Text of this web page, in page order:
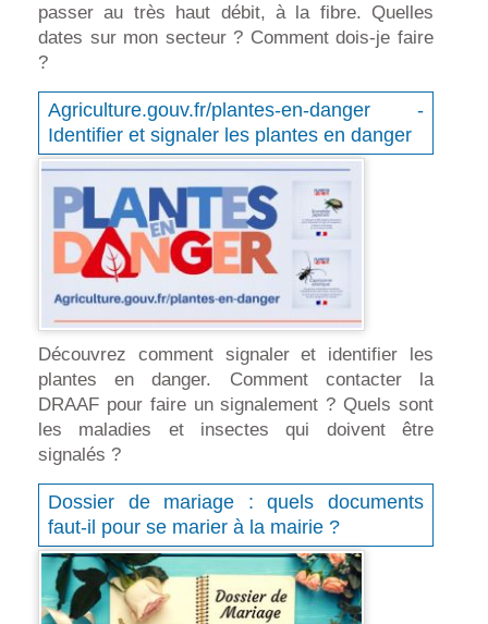
passer au très haut débit, à la fibre. Quelles
dates sur mon secteur ? Comment dois-je faire
?
Agriculture.gouv.fr/plantes-en-danger -
Identifier et signaler les plantes en danger
Découvrez comment signaler et identifier les
plantes en danger. Comment contacter la
DRAAF pour faire un signalement ? Quels sont
les maladies et insectes qui doivent être
signalés ?
Dossier de mariage : quels documents
faut-il pour se marier à la mairie ?